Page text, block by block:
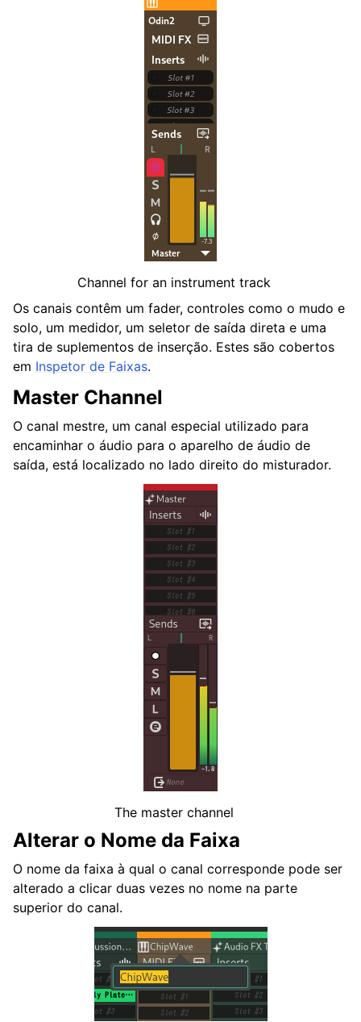
Channel for an instrument track
Os canais contêm um fader, controles como o mudo e
solo, um medidor, um seletor de saída direta e uma
tira de suplementos de inserção. Estes são cobertos
em Inspetor de Faixas.
Master Channel
O canal mestre, um canal especial utilizado para
encaminhar o áudio para o aparelho de áudio de
saída, está localizado no lado direito do misturador.
The master channel
Alterar o Nome da Faixa
O nome da faixa à qual o canal corresponde pode ser
alterado a clicar duas vezes no nome na parte
superior do canal.